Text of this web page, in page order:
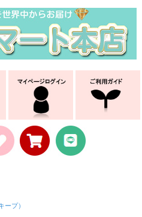
ープ）